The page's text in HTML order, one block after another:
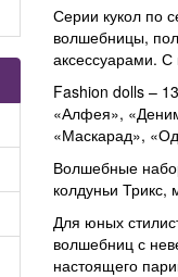
Серии кукол по
волшебницы,
аксессуарами. С
Fashion dolls –
«Алфея»,
«Маскарад»,
Волшебные
колдуньи
Для юных
волшебниц с
настоящего